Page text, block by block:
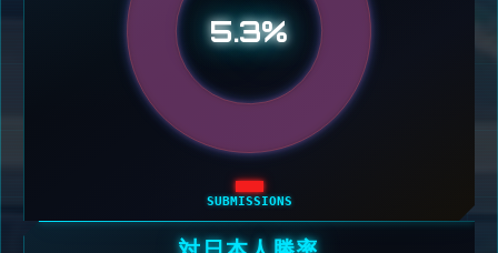
5.3%
SUBMISSIONS